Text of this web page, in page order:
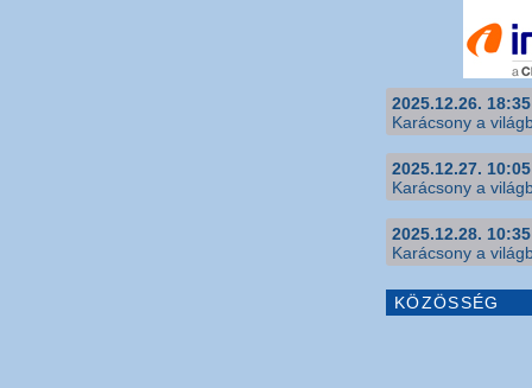
2025.12.26.
Karácsony a
2025.12.27.
Karácsony a
2025.12.28.
Karácsony a
KÖZÖSSÉG